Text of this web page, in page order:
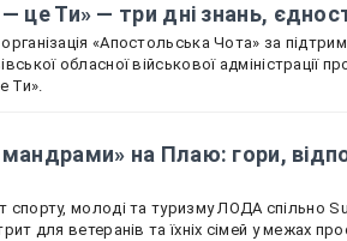
— це Ти» — три дні знань,
«Апостольська Чота» за
обласної військової адміністрації
Ти».
мандрами» на Плаю: гори,
спорту, молоді та туризму ЛОДА спільно
для ветеранів та їхніх сімей у межах